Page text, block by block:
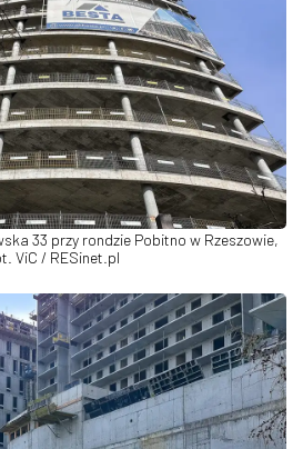
33 przy rondzie Pobitno w Rzeszowie,
ViC / RESinet.pl